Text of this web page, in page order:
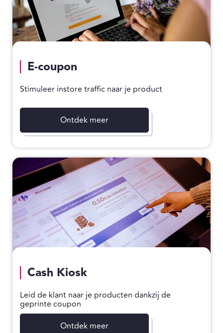
E-coupon
Stimuleer instore traffic naar je product
Ontdek meer
Cash Kiosk
Leid de klant naar je producten dankzij de
geprinte coupon
Ontdek meer